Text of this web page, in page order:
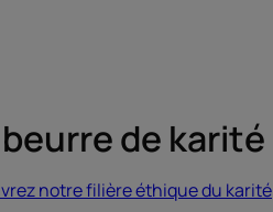
de karité
notre filière éthique du karité